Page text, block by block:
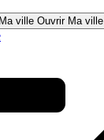
ville Ouvrir Ma ville